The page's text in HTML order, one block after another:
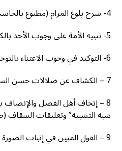
4- شرح بلوغ المرام (مطبوع بالحاسب).
5- تنبيه الأمة على وجوب الأخذ بالكتاب والسنة.
6- التوكيد في وجوب الاعتناء بالتوحيد.
7 – الكشاف عن ضلالات حسن السقاف.
8 – إتحاف أهل الفضل
شبه التشبيه” وتعليقات السقاف
9 – القول المبين في إثبات الصورة لرب العالمين.